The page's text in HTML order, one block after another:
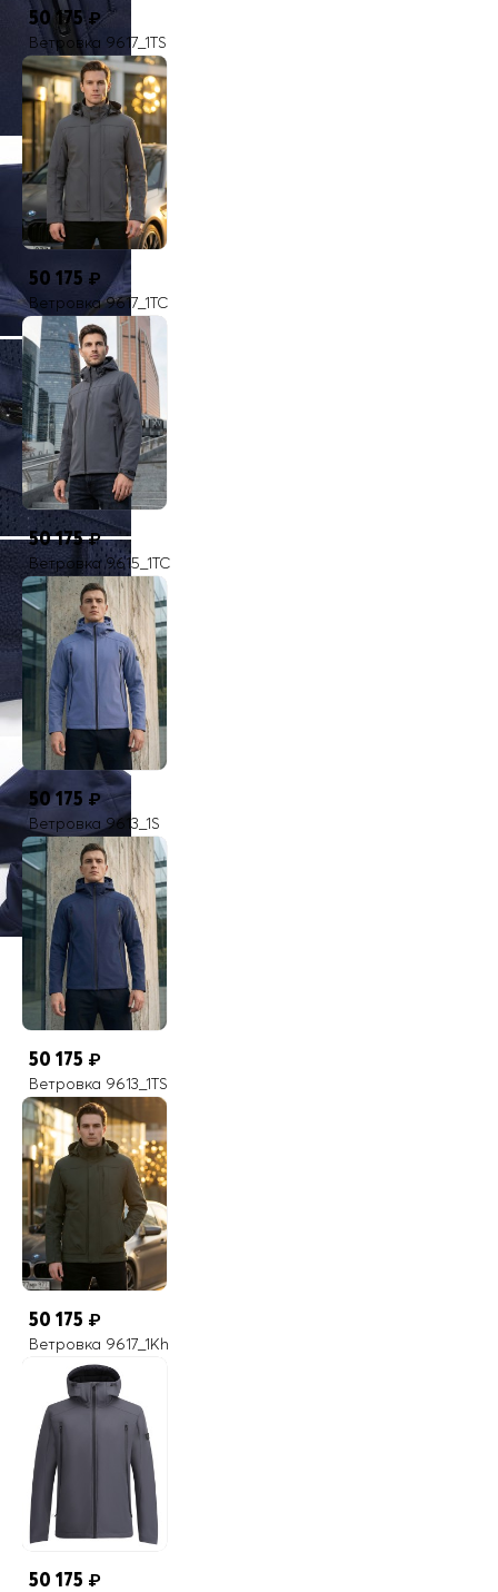
50 175₽
Ветровка 9617_1TS
50 175 ₽
Ветровка 9617_1TC
50 175₽
Ветровка 9615_1TC
50 175 ₽
Ветровка 9613_1S
50 175 ₽
Ветровка 9613_1TS
50 175 ₽
Ветровка 9617_1Kh
50 175 ₽